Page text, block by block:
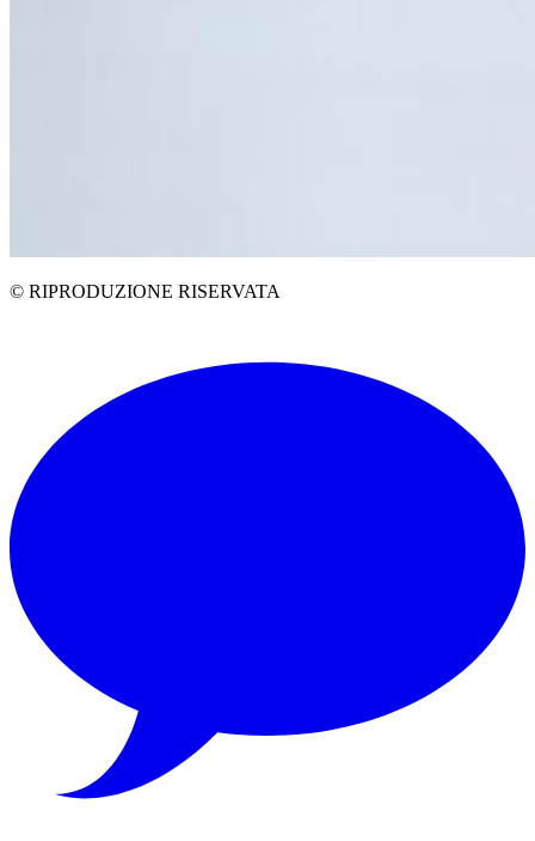
© RIPRODUZIONE RISERVATA